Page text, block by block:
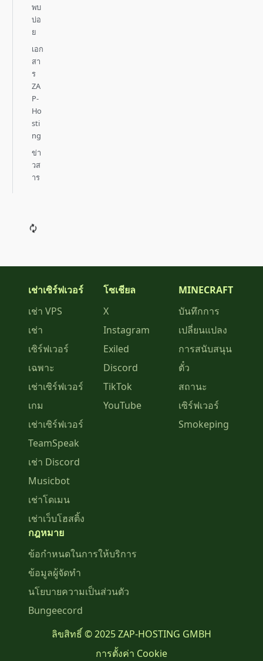
พบ
บ่อ
ย
เอก
สา
ร
ZA
P-
Ho
sti
ng
ข่า
วส
าร
เช่าเซิร์ฟเวอร์
เช่า VPS
เช่า
เซิร์ฟเวอร์
เฉพาะ
เช่าเซิร์ฟเวอร์
เกม
เช่าเซิร์ฟเวอร์
TeamSpeak
เช่า Discord
Musicbot
เช่าโดเมน
เช่าเว็บโฮสติ้ง
โซเชียล
X
Instagram
Exiled
Discord
TikTok
YouTube
MINECRAFT
บันทึกการ
เปลี่ยนแปลง
การสนับสนุน
ตั๋ว
สถานะ
เซิร์ฟเวอร์
Smokeping
กฎหมาย
ข้อกำหนดในการให้บริการ
ข้อมูลผู้จัดทำ
นโยบายความเป็นส่วนตัว
Bungeecord
ลิขสิทธิ์ © 2025 ZAP-HOSTING GMBH
การตั้งค่า Cookie